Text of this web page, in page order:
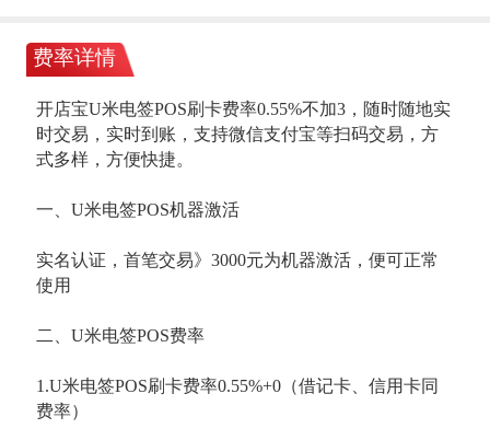
费率详情
开店宝U米电签POS刷卡费率0.55%不加3，随时随地实
时交易，实时到账，支持微信支付宝等扫码交易，方
式多样，方便快捷。
一、U米电签POS机器激活
实名认证，首笔交易》3000元为机器激活，便可正常
使用
二、U米电签POS费率
1.U米电签POS刷卡费率0.55%+0（借记卡、信用卡同
费率）